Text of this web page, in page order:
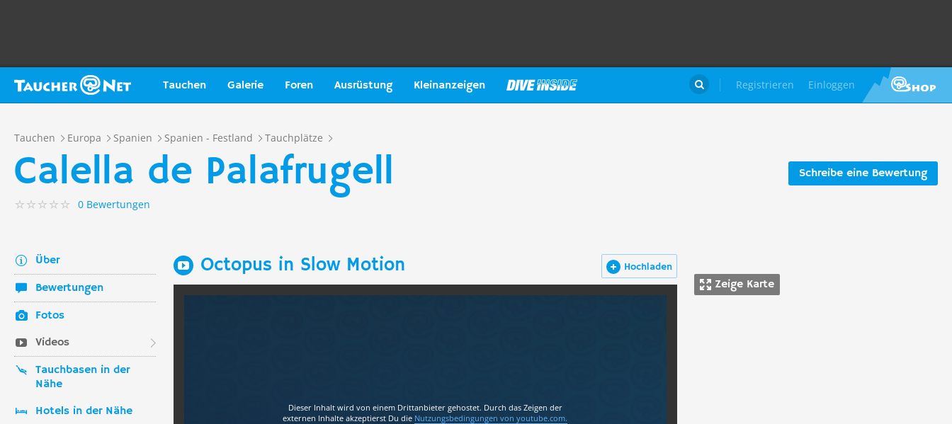
Tauchen Galerie Foren Ausrüstung Kleinanzeigen Registrieren Einloggen

Tauchen Europa Spanien Spanien - Festland Tauchplätze
Schreibe eine Bewertung
Calella de Palafrugell
0 Bewertungen
Über
Bewertungen
Fotos
Videos
Tauchbasen in der
Nähe
Hotels in der Nähe
Zeige Karte
Hochladen
Octopus in Slow Motion
Dieser Inhalt wird von einem Drittanbieter gehostet. Durch das Zeigen der
externen Inhalte akzeptierst Du die Nutzungsbedingungen von youtube.com.